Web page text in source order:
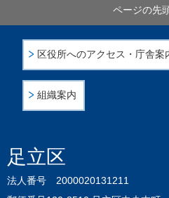
足立区
法人番号 2000020131211
区役所へのアクセス・庁舎案
組織案内
ページの先